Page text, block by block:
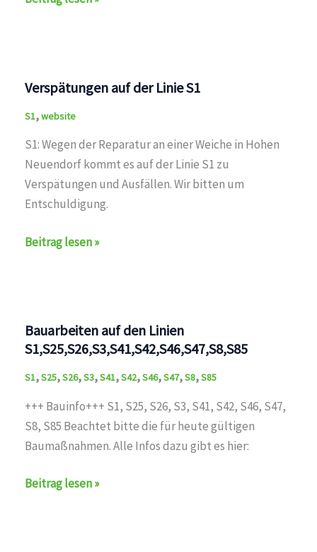
Verspätungen auf der Linie S1
S1,website
S1: Wegen der Reparatur an einer Weiche in Hohen
Neuendorf kommt es auf der Linie S1 zu
Verspätungen und Ausfällen. Wir bitten um
Entschuldigung.
Verspätungen
Beitrag lesen »
Bauarbeiten auf den Linien
S1,S25,S26,S3,S41,S42,S46,S47,S8,S85
S1,S25,S26,S3,S41,S42,S46,S47,S8,S85
+++ Bauinfo+++ S1, S25, S26, S3, S41, S42, S46, S47,
S8, S85 Beachtet bitte die für heute gültigen
Baumaßnahmen. Alle Infos dazu gibt es hier:
Bauarbeiten
Beitrag lesen »